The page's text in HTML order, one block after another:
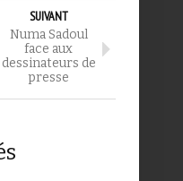
SUIVANT
Numa Sadoul
face aux
dessinateurs de
presse